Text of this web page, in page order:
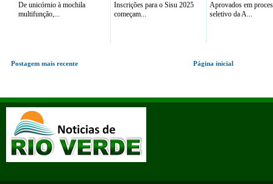
De unicórnio à mochila
multifunção,...
Inscrições para o Sisu 2025
começam...
Aprovados em
seletivo da A...
Postagem mais recente Página inicial